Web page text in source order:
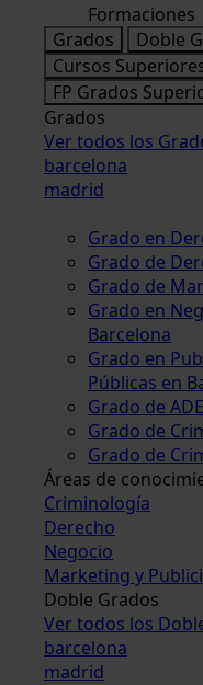
Formaciones
Grados
Doble
Cursos
FP Grados
Grados
Ver todos los
barcelona
madrid
Grado en
Grado de
Grado de
Grado en
Barcelona
Grado en
Públicas en
Grado de
Grado de
Grado de
Áreas de
Criminología
Derecho
Negocio
Marketing y
Doble Grados
Ver todos los
barcelona
madrid